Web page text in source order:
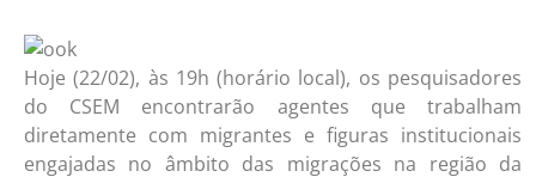
Hoje (22/02), às 19h (horário local), os pesquisadores
do CSEM encontrarão agentes que trabalham
diretamente com migrantes e figuras institucionais
engajadas no âmbito das migrações na região da